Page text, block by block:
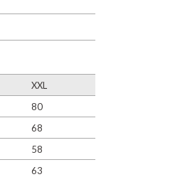
XXL
80
68
58
63